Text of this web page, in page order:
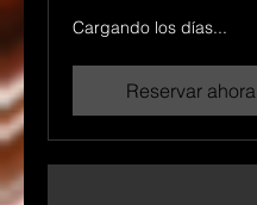
Cargando los días...
Reservar ahora